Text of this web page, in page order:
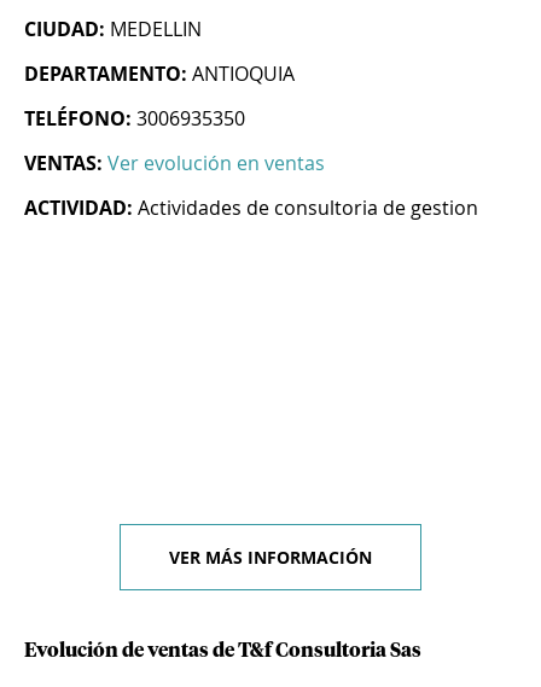
CIUDAD: MEDELLIN
DEPARTAMENTO: ANTIOQUIA
TELÉFONO: 3006935350
VENTAS: Ver evolución en ventas
ACTIVIDAD: Actividades de consultoria de gestion
VER MÁS INFORMACIÓN
Evolución de ventas de T&f Consultoria Sas